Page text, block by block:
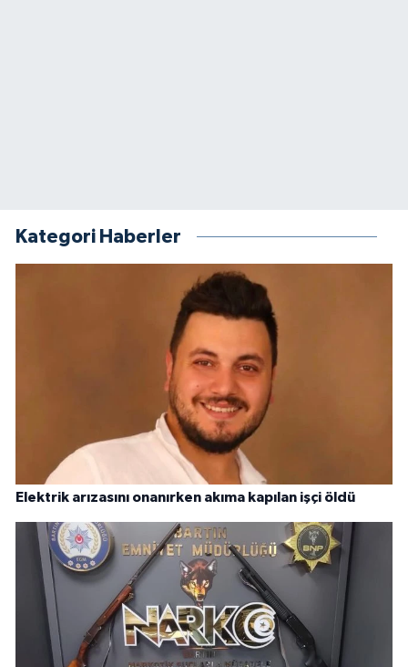
Kategori Haberler
Elektrik arızasını onanırken akıma kapılan işçi öldü